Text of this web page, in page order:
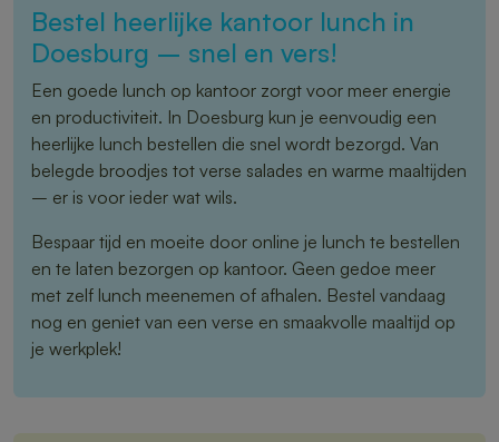
Bestel heerlijke kantoor lunch in
Doesburg – snel en vers!
Een goede lunch op kantoor zorgt voor meer energie
en productiviteit. In Doesburg kun je eenvoudig een
heerlijke lunch bestellen die snel wordt bezorgd. Van
belegde broodjes tot verse salades en warme maaltijden
– er is voor ieder wat wils.
Bespaar tijd en moeite door online je lunch te bestellen
en te laten bezorgen op kantoor. Geen gedoe meer
met zelf lunch meenemen of afhalen. Bestel vandaag
nog en geniet van een verse en smaakvolle maaltijd op
je werkplek!